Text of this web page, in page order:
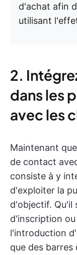
d'achat afin
utilisant
2.
dans les
avec les
Maintenant
de contact
consiste à y
d'exploiter la
d'objectif. Qu'il
d'inscription
l'introduction
que des barres